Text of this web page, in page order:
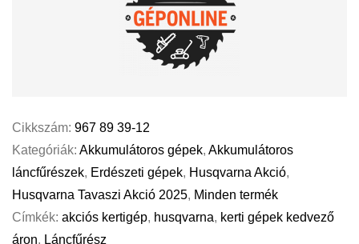
Cikkszám: 967 89 39-12
Kategóriák: Akkumulátoros gépek, Akkumulátoros
láncfűrészek, Erdészeti gépek, Husqvarna Akció,
Husqvarna Tavaszi Akció 2025, Minden termék
Címkék: akciós kertigép, husqvarna, kerti gépek kedvező
áron, Láncfűrész